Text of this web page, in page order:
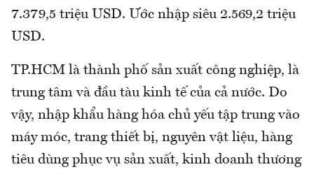
7.379,5 triệu USD. Ước nhập siêu 2.569,2 triệu
USD.
TP.HCM là thành phố sản xuất công nghiệp, là
trung tâm và đầu tàu kinh tế của cả nước. Do
vậy, nhập khẩu hàng hóa chủ yếu tập trung vào
máy móc, trang thiết bị, nguyên vật liệu, hàng
tiêu dùng phục vụ sản xuất, kinh doanh thương